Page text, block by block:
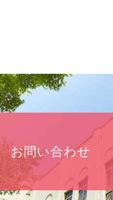
お問い合わせ